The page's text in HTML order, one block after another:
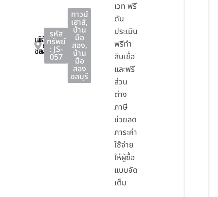
เมือง
ชลบุรี
เมือง
ชลบุรี
ชลบุรี
รหัส
ทรัพย์
: JS-
057
ทาวน์
เฮาส์,
บ้าน
มือ
สอง,
บ้าน
มือ
สอง
ชลบุรี
เวท ฟรี
ดัน
ประเมิน
ฟรีทำ
สินเชื่อ
และฟรี
ส่วน
ต่าง
ภาษี
ช่วยลด
ภาระค่า
ใช้จ่าย
ให้ผู้ซื้อ
แบบจัด
เต็ม